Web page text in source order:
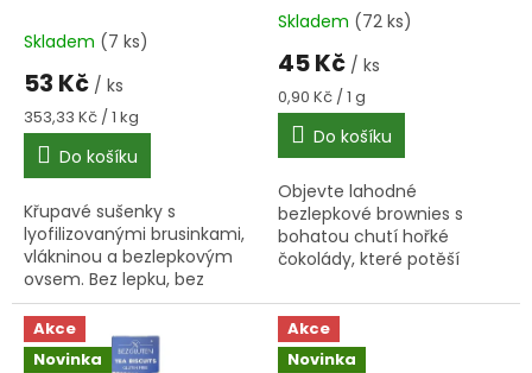
Skladem (7 ks)
53 Kč / ks
Měrná
cena:
353,33 Kč / 1 kg
Do košíku
Křupavé sušenky s
lyofilizovanými brusinkami,
vlákninou a bezlepkovým
ovsem. Bez lepku, bez
pšenice. Vhodné jako
svačina i sladkost ke kávě.
Více informací ▾
Průměrné
hodnocení
produktu
je
5,0
5
hvězdiček.
Skladem (72 ks)
45 Kč / ks
Měrná
cena:
0,90 Kč / 1 g
Do košíku
Objevte lahodné
bezlepkové brownies s
bohatou chutí hořké
čokolády, které potěší
dospělých. Tyto skvělé
dezerty jsou ideální pro
každou příležitost, ať už...
Akce
Novinka
Akce
Novinka